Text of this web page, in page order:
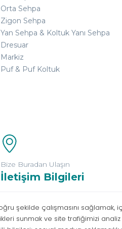
Orta Sehpa
Zigon Sehpa
Yan Sehpa & Koltuk Yanı Sehpa
Dresuar
Markiz
Puf & Puf Koltuk
Bize Buradan Ulaşın
İletişim Bilgileri